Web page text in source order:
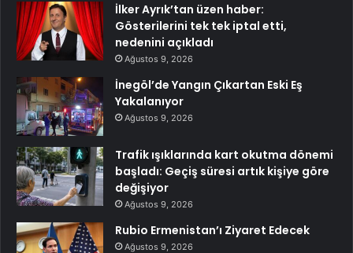
İlker Ayrık’tan üzen haber:
Gösterilerini tek tek iptal etti,
nedenini açıkladı
Ağustos 9, 2026
İnegöl’de Yangın Çıkartan Eski Eş
Yakalanıyor
Ağustos 9, 2026
Trafik ışıklarında kart okutma dönemi
başladı: Geçiş süresi artık kişiye göre
değişiyor
Ağustos 9, 2026
Rubio Ermenistan’ı Ziyaret Edecek
Ağustos 9, 2026